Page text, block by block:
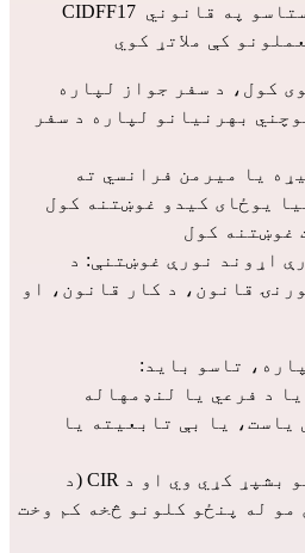
CIDFF17 ستاسو د وضعیت سره سم ستاسو په قانوني
یوځای کیدو غوښتنه کول
غوښتنه کول
تاسو باید: